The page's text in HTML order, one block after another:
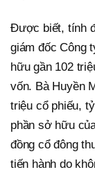
Được biết, tính
giám đốc Công
hữu gần 102
vốn. Bà Huyền
triệu cổ phiếu,
phần sở hữu
đồng cổ đông
tiến hành do